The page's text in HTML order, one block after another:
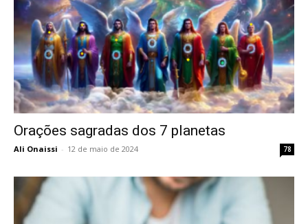
Orações sagradas dos 7 planetas
Ali Onaissi - 12 de maio de 2024 78